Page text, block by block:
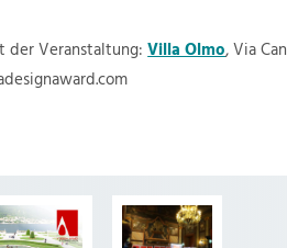
der Veranstaltung:Villa Olmo, Via